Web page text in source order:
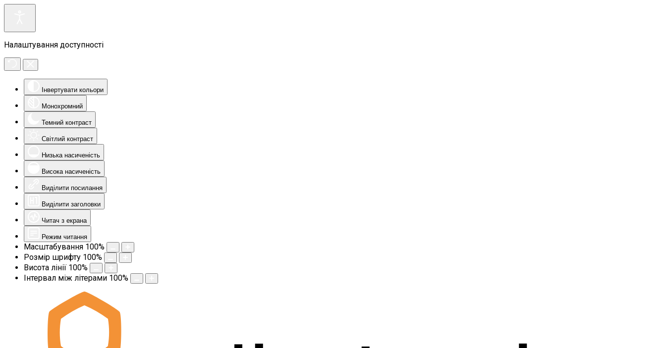
Налаштування доступності
Інвертувати кольори
Монохромний
Темний контраст
Світлий контраст
Низька насиченість
Висока насиченість
Виділити посилання
Виділити заголовки
Читач з екрана
Режим читання
Масштабування 100%
Розмір шрифту 100%
Висота лінії 100%
Інтервал між літерами 100%